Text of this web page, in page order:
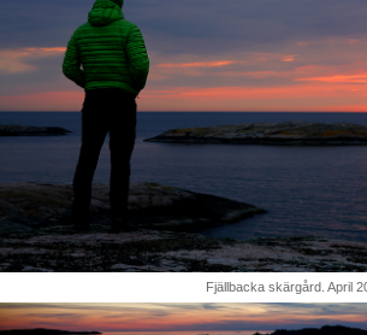
Fjällbacka skärgård. April